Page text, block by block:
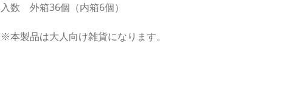
入数 外箱36個（内箱6個）
※本製品は大人向け雑貨になります。